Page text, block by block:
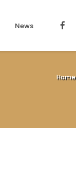
News
Home